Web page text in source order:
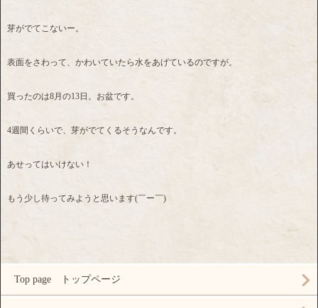
芽がでてこないー。
表面をさわって、かわいていたら水をあげているのですが。
買ったのは8月の13日。お盆です。
4週間くらいで、芽がでてくるそうなんです。
あせってはいけない！
もう少し待ってみようと思います(￣ー￣)
Top page トップページ